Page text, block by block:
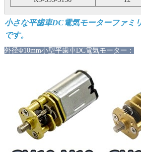
小さな平歯車DC電気モーターファミ
です。
外径Φ10mm小型平歯車DC電気モーター：